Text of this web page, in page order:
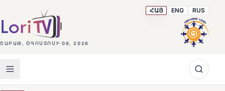
ՇԱԲԱԹ, ՕԳՈՍՏՈՍԻ 08, 2026
ՀԱՅ ENG RUS